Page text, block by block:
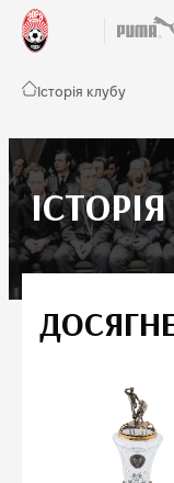
Історія клубу